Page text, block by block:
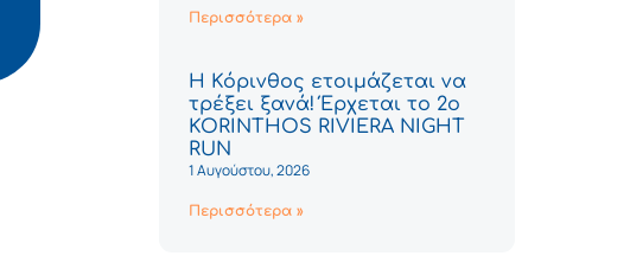
Περισσότερα »
Η Κόρινθος ετοιμάζεται να
τρέξει ξανά! Έρχεται το 2ο
KORINTHOS RIVIERA NIGHT
RUN
1 Αυγούστου, 2026
Περισσότερα »